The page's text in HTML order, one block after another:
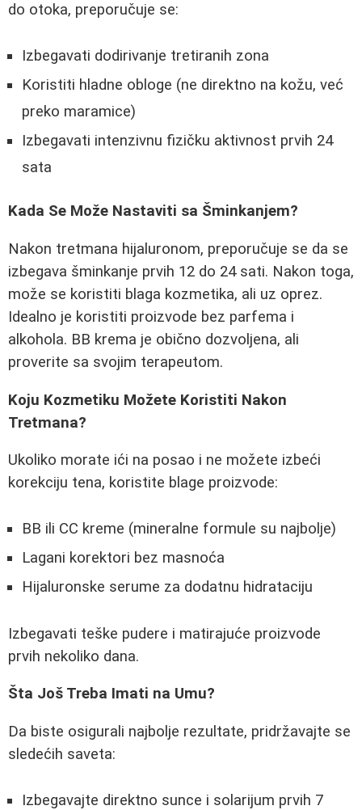
do otoka, preporučuje se:
Izbegavati dodirivanje tretiranih zona
Koristiti hladne obloge (ne direktno na kožu, već
preko maramice)
Izbegavati intenzivnu fizičku aktivnost prvih 24
sata
Kada Se Može Nastaviti sa Šminkanjem?
Nakon tretmana hijaluronom, preporučuje se da se
izbegava šminkanje prvih 12 do 24 sati. Nakon toga,
može se koristiti blaga kozmetika, ali uz oprez.
Idealno je koristiti proizvode bez parfema i
alkohola. BB krema je obično dozvoljena, ali
proverite sa svojim terapeutom.
Koju Kozmetiku Možete Koristiti Nakon
Tretmana?
Ukoliko morate ići na posao i ne možete izbeći
korekciju tena, koristite blage proizvode:
BB ili CC kreme (mineralne formule su najbolje)
Lagani korektori bez masnoća
Hijaluronske serume za dodatnu hidrataciju
Izbegavati teške pudere i matirajuće proizvode
prvih nekoliko dana.
Šta Još Treba Imati na Umu?
Da biste osigurali najbolje rezultate, pridržavajte se
sledećih saveta:
Izbegavajte direktno sunce i solarijum prvih 7